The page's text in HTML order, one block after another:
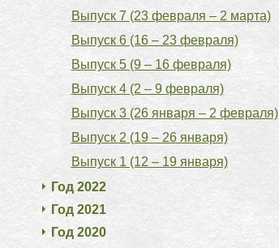
Выпуск 7 (23 февраля – 2 марта)
Выпуск 6 (16 – 23 февраля)
Выпуск 5 (9 – 16 февраля)
Выпуск 4 (2 – 9 февраля)
Выпуск 3 (26 января – 2 февраля)
Выпуск 2 (19 – 26 января)
Выпуск 1 (12 – 19 января)
Год 2022
Год 2021
Год 2020